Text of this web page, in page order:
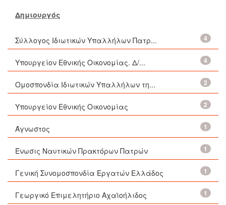
Δημιουργός
4
Σύλλογος Ιδιωτικών Υπαλλήλων Πατρ...
4
Υπουργείον Εθνικής Οικονομίας. Δ/...
2
Ομοσπονδία Ιδιωτικών Υπαλλήλων τη...
2
Υπουργείον Εθνικής Οικονομίας
1
Άγνωστος
1
Ένωσις Ναυτικών Πρακτόρων Πατρών
1
Γενική Συνομοσπονδία Εργατών Ελλάδος
1
Γεωργικό Επιμελητήριο Αχαϊοήλιδος